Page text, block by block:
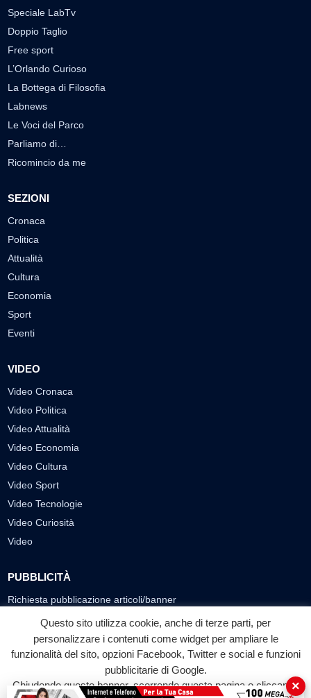
Speciale LabTv
Doppio Taglio
Free sport
L’Orlando Curioso
La Bottega di Filosofia
Labnews
Le Voci del Parco
Parliamo di…
Ricomincio da me
SEZIONI
Cronaca
Politica
Attualità
Cultura
Economia
Sport
Eventi
VIDEO
Video Cronaca
Video Politica
Video Attualità
Video Economia
Video Cultura
Video Sport
Video Tecnologie
Video Curiosità
Video
PUBBLICITÀ
Richiesta pubblicazione articoli/banner
SEGUICI SUI SOCIAL
f
Facebook
◎ ▶
YouTube
Questo sito utilizza cookie, anche di terze parti, per
personalizzare i contenuti come widget per ampliare le
funzionalità del sito, opzioni Facebook, Twitter e social e funzioni
pubblicitarie di Google.
Chiudendo questo banner, scorrendo questa pagina o cliccando
×